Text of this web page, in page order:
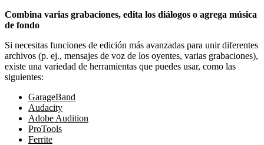
Combina varias grabaciones, edita los diálogos o agrega música
de fondo
Si necesitas funciones de edición más avanzadas para unir diferentes
archivos (p. ej., mensajes de voz de los oyentes, varias grabaciones),
existe una variedad de herramientas que puedes usar, como las
siguientes:
GarageBand
Audacity
Adobe Audition
ProTools
Ferrite